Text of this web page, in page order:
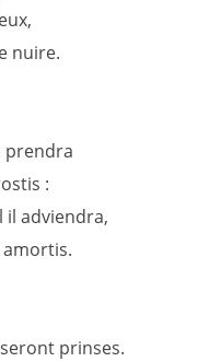
nuire.
prendra
:
il adviendra,
prinses.